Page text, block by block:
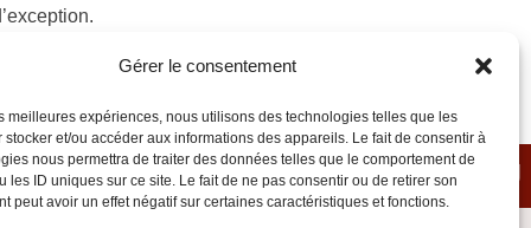
Gérer le consentement
meilleures expériences, nous utilisons des technologies telles que les
stocker et/ou accéder aux informations des appareils. Le fait de consentir à
nous permettra de traiter des données telles que le comportement de
les ID uniques sur ce site. Le fait de ne pas consentir ou de retirer son
peut avoir un effet négatif sur certaines caractéristiques et fonctions.
• FAÏENCES •